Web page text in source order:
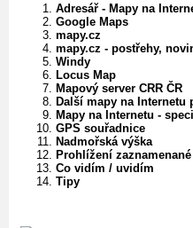
Adresář - Mapy na
Google Maps
mapy.cz
mapy.cz - postřehy,
Windy
Locus Map
Mapový server CRR ČR
Další mapy na Internetu
Mapy na Internetu -
GPS souřadnice
Nadmořská výška
Prohlížení
Co vidím / uvidím
Tipy